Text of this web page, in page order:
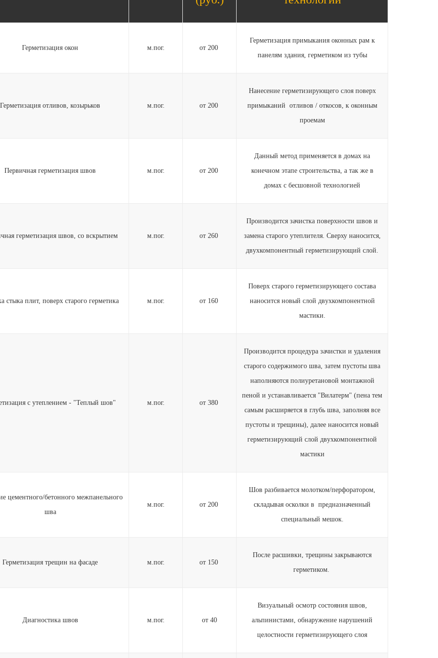
Герметизация окон м.пог. от 200
Герметизация примыкания оконных рам к
панелям здания, герметиком из тубы
Герметизация отливов, козырьков м.пог. от 200
Нанесение герметизирующего слоя поверх
примыканий отливов / откосов, к оконным
проемам
Первичная герметизация швов м.пог. от 200
Данный метод применяется в домах на
конечном этапе строительства, а так же в
домах с бесшовной технологией
герметизация швов, со вскрытием м.пог. от 260
Производится зачистка поверхности швов и
замена старого утеплителя. Сверху наносится,
двухкомпонентный герметизирующий слой.
стыка плит, поверх старого герметика м.пог. от 160
Поверх старого герметизирующего состава
наносится новый слой двухкомпонентной
мастики.
с утеплением - "Теплый шов" м.пог. от 380
Производится процедура зачистки и удаления
старого содержимого шва, затем пустоты шва
наполняются полиуретановой монтажной
пеной и устанавливается "Вилатерм" (пена тем
самым расширяется в глубь шва, заполняя все
пустоты и трещины), далее наносится новый
герметизирующий слой двухкомпонентной
мастики
цементного/бетонного межпанельного
шва
м.пог. от 200
Шов разбивается молотком/перфоратором,
складывая осколки в предназначенный
специальный мешок.
Герметизация трещин на фасаде м.пог. от 150
После расшивки, трещины закрываются
герметиком.
Диагностика швов м.пог. от 40
Визуальный осмотр состояния швов,
альпинистами, обнаружение нарушений
целостности герметизирующего слоя